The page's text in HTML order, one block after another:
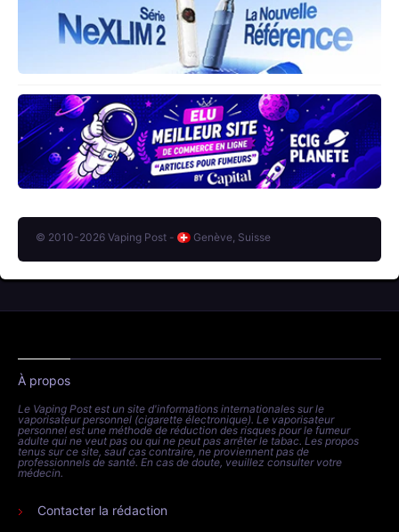
© 2010-2026 Vaping Post - Genève, Suisse
À propos
Le Vaping Post est un site d'informations internationales sur le
vaporisateur personnel (cigarette électronique). Le vaporisateur
personnel est une méthode de réduction des risques pour le fumeur
adulte qui ne veut pas ou qui ne peut pas arrêter le tabac. Les propos
tenus sur ce site, sauf cas contraire, ne proviennent pas de
professionnels de santé. En cas de doute, veuillez consulter votre
médecin.
Contacter la rédaction